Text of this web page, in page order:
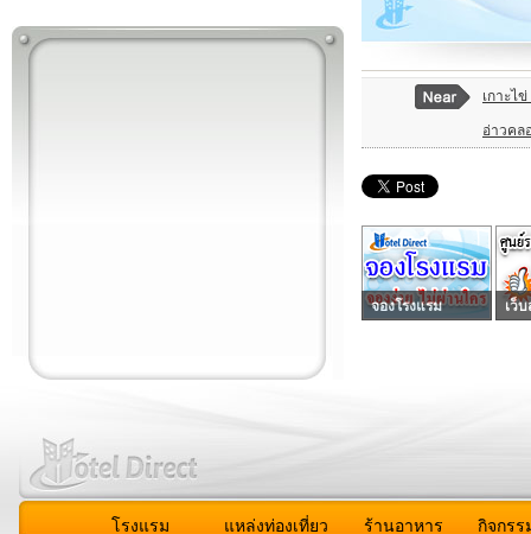
เกาะไ
อ่าวคล
จองโรงแรม เว็
โรงแรม แหล่งท่องเที่ยว ร้านอาหาร กิจกรร